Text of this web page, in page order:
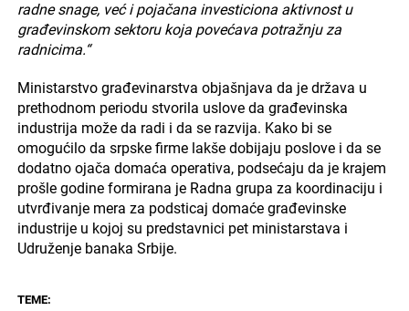
radne snage, već i pojačana investiciona aktivnost u
građevinskom sektoru koja povećava potražnju za
radnicima.“
Ministarstvo građevinarstva objašnjava da je država u
prethodnom periodu stvorila uslove da građevinska
industrija može da radi i da se razvija. Kako bi se
omogućilo da srpske firme lakše dobijaju poslove i da se
dodatno ojača domaća operativa, podsećaju da je krajem
prošle godine formirana je Radna grupa za koordinaciju i
utvrđivanje mera za podsticaj domaće građevinske
industrije u kojoj su predstavnici pet ministarstava i
Udruženje banaka Srbije.
TEME: